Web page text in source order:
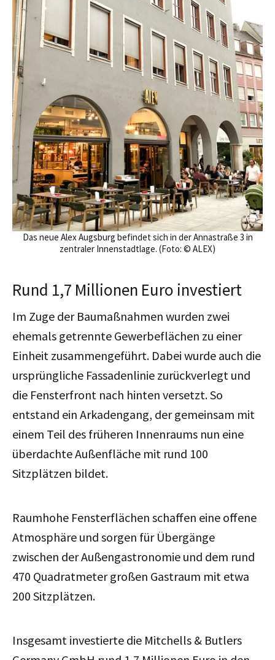
Das neue Alex Augsburg befindet sich in der Annastraße 3 in
zentraler Innenstadtlage. (Foto: © ALEX)
Rund 1,7 Millionen Euro investiert
Im Zuge der Baumaßnahmen wurden zwei
ehemals getrennte Gewerbeflächen zu einer
Einheit zusammengeführt. Dabei wurde auch die
ursprüngliche Fassadenlinie zurückverlegt und
die Fensterfront nach hinten versetzt. So
entstand ein Arkadengang, der gemeinsam mit
einem Teil des früheren Innenraums nun eine
überdachte Außenfläche mit rund 100
Sitzplätzen bildet.
Raumhohe Fensterflächen schaffen eine offene
Atmosphäre und sorgen für Übergänge
zwischen der Außengastronomie und dem rund
470 Quadratmeter großen Gastraum mit etwa
200 Sitzplätzen.
Insgesamt investierte die Mitchells & Butlers